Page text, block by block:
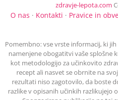
zdravje-lepota.com
O nas · Kontakti · Pravice in
Pomembno: vse vrste informacij, ki
namenjene obogatitvi vaše splošne
kot metodologijo za učinkovito
recept ali nasvet se obrnite na
rezultati niso zagotovilo, da boste
razlike v opisanih učinkih razlikujejo